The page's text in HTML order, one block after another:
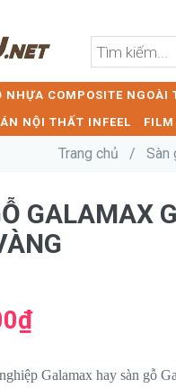
NHỰA COMPOSITE NGOÀI
NỘI THẤT INFEEL
Trang chủ / Sàn
GALAMAX
Galamax hay sàn gỗ